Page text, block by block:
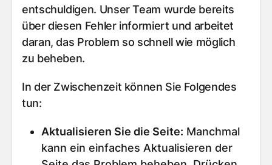
entschuldigen. Unser Team wurde bereits
über diesen Fehler informiert und arbeitet
daran, das Problem so schnell wie möglich
zu beheben.
In der Zwischenzeit können Sie Folgendes
tun:
Aktualisieren Sie die Seite: Manchmal
kann ein einfaches Aktualisieren der